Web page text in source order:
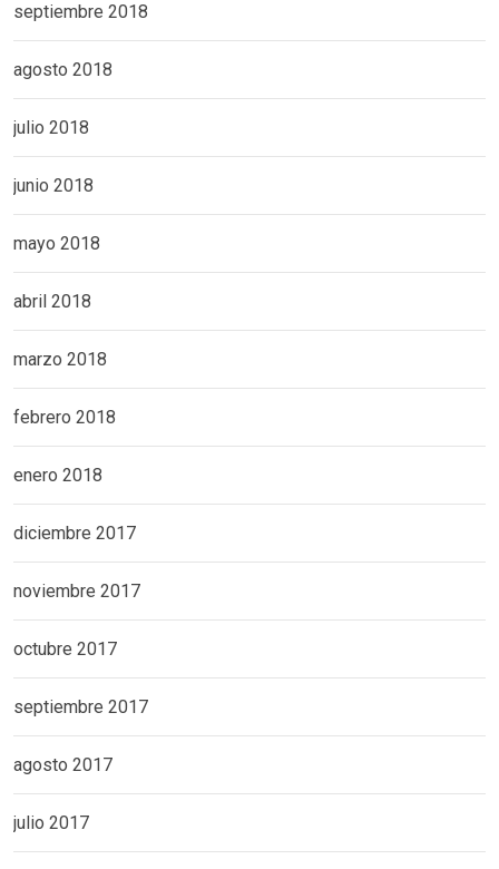
septiembre 2018
agosto 2018
julio 2018
junio 2018
mayo 2018
abril 2018
marzo 2018
febrero 2018
enero 2018
diciembre 2017
noviembre 2017
octubre 2017
septiembre 2017
agosto 2017
julio 2017